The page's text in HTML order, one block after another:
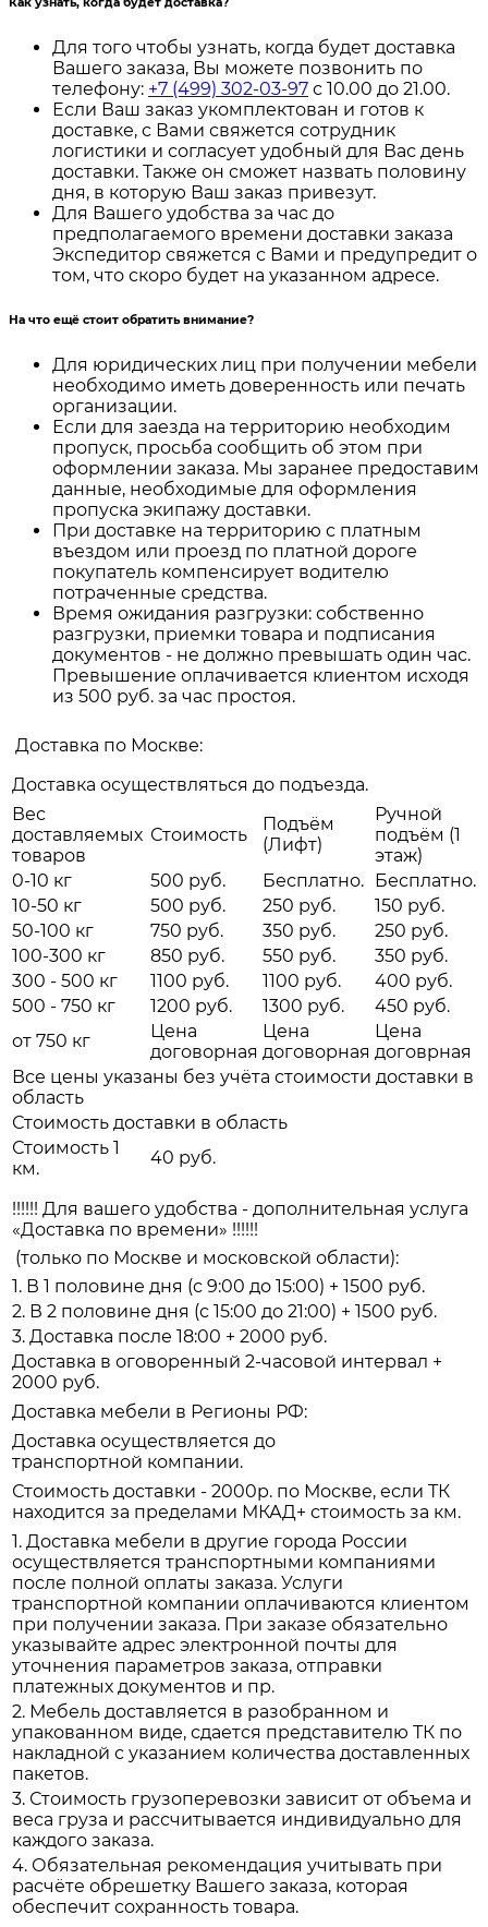
Для того чтобы узнать, когда будет доставка
Вашего заказа, Вы можете позвонить по
телефону: +7 (499) 302-03-97 с 10.00 до 21.00.
Если Ваш заказ укомплектован и готов к
доставке, с Вами свяжется сотрудник
логистики и согласует удобный для Вас день
доставки. Также он сможет назвать половину
дня, в которую Ваш заказ привезут.
Для Вашего удобства за час до
предполагаемого времени доставки заказа
Экспедитор свяжется с Вами и предупредит о
том, что скоро будет на указанном адресе.
На что ещё стоит обратить внимание?
Для юридических лиц при получении мебели
необходимо иметь доверенность или печать
организации.
Если для заезда на территорию необходим
пропуск, просьба сообщить об этом при
оформлении заказа. Мы заранее предоставим
данные, необходимые для оформления
пропуска экипажу доставки.
При доставке на территорию с платным
въездом или проезд по платной дороге
покупатель компенсирует водителю
потраченные средства.
Время ожидания разгрузки: собственно
разгрузки, приемки товара и подписания
документов - не должно превышать один час.
Превышение оплачивается клиентом исходя
из 500 руб. за час простоя.
Доставка по Москве:
Доставка осуществляться до подъезда.
Вес
доставляемых
товаров
Стоимость
Подъём
(Лифт)
Ручной
подъём (1
этаж)
0-10 кг
500 руб. Бесплатно. Бесплатно.
10-50 кг
500 руб. 250 руб.
150 руб.
50-100 кг
750 руб. 350 руб.
250 руб.
100-300 кг
850 руб. 550 руб.
350 руб.
300 - 500 кг
1100 руб. 1100 руб.
400 руб.
500 - 750 кг
1200 руб. 1300 руб.
450 руб.
от 750 кг
Цена
договорная
Цена
договорная
Цена
договрная
Все цены указаны без учёта стоимости доставки в
область
Стоимость доставки в область
Стоимость 1
км.
40 руб.
!!!!!! Для вашего удобства - дополнительная услуга
«Доставка по времени» !!!!!!
(только по Москве и московской области):
1. В 1 половине дня (с 9:00 до 15:00) + 1500 руб.
2. В 2 половине дня (с 15:00 до 21:00) + 1500 руб.
3. Доставка после 18:00 + 2000 руб.
Доставка в оговоренный 2-часовой интервал +
2000 руб.
Доставка мебели в Регионы РФ:
Доставка осуществляется до
транспортной компании.
Стоимость доставки - 2000р. по Москве, если ТК
находится за пределами МКАД+ стоимость за км.
1. Доставка мебели в другие города России
осуществляется транспортными компаниями
после полной оплаты заказа. Услуги
транспортной компании оплачиваются клиентом
при получении заказа. При заказе обязательно
указывайте адрес электронной почты для
уточнения параметров заказа, отправки
платежных документов и пр.
2. Мебель доставляется в разобранном и
упакованном виде, сдается представителю ТК по
накладной с указанием количества доставленных
пакетов.
3. Стоимость грузоперевозки зависит от объема и
веса груза и рассчитывается индивидуально для
каждого заказа.
4. Обязательная рекомендация учитывать при
расчёте обрешетку Вашего заказа, которая
обеспечит сохранность товара.